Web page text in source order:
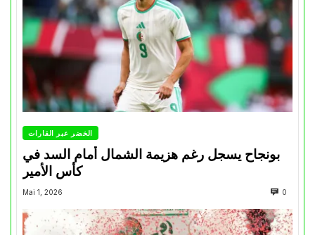
الخضر عبر القارات
بونجاح يسجل رغم هزيمة الشمال أمام السد في
كأس الأمير
Mai 1, 2026 0